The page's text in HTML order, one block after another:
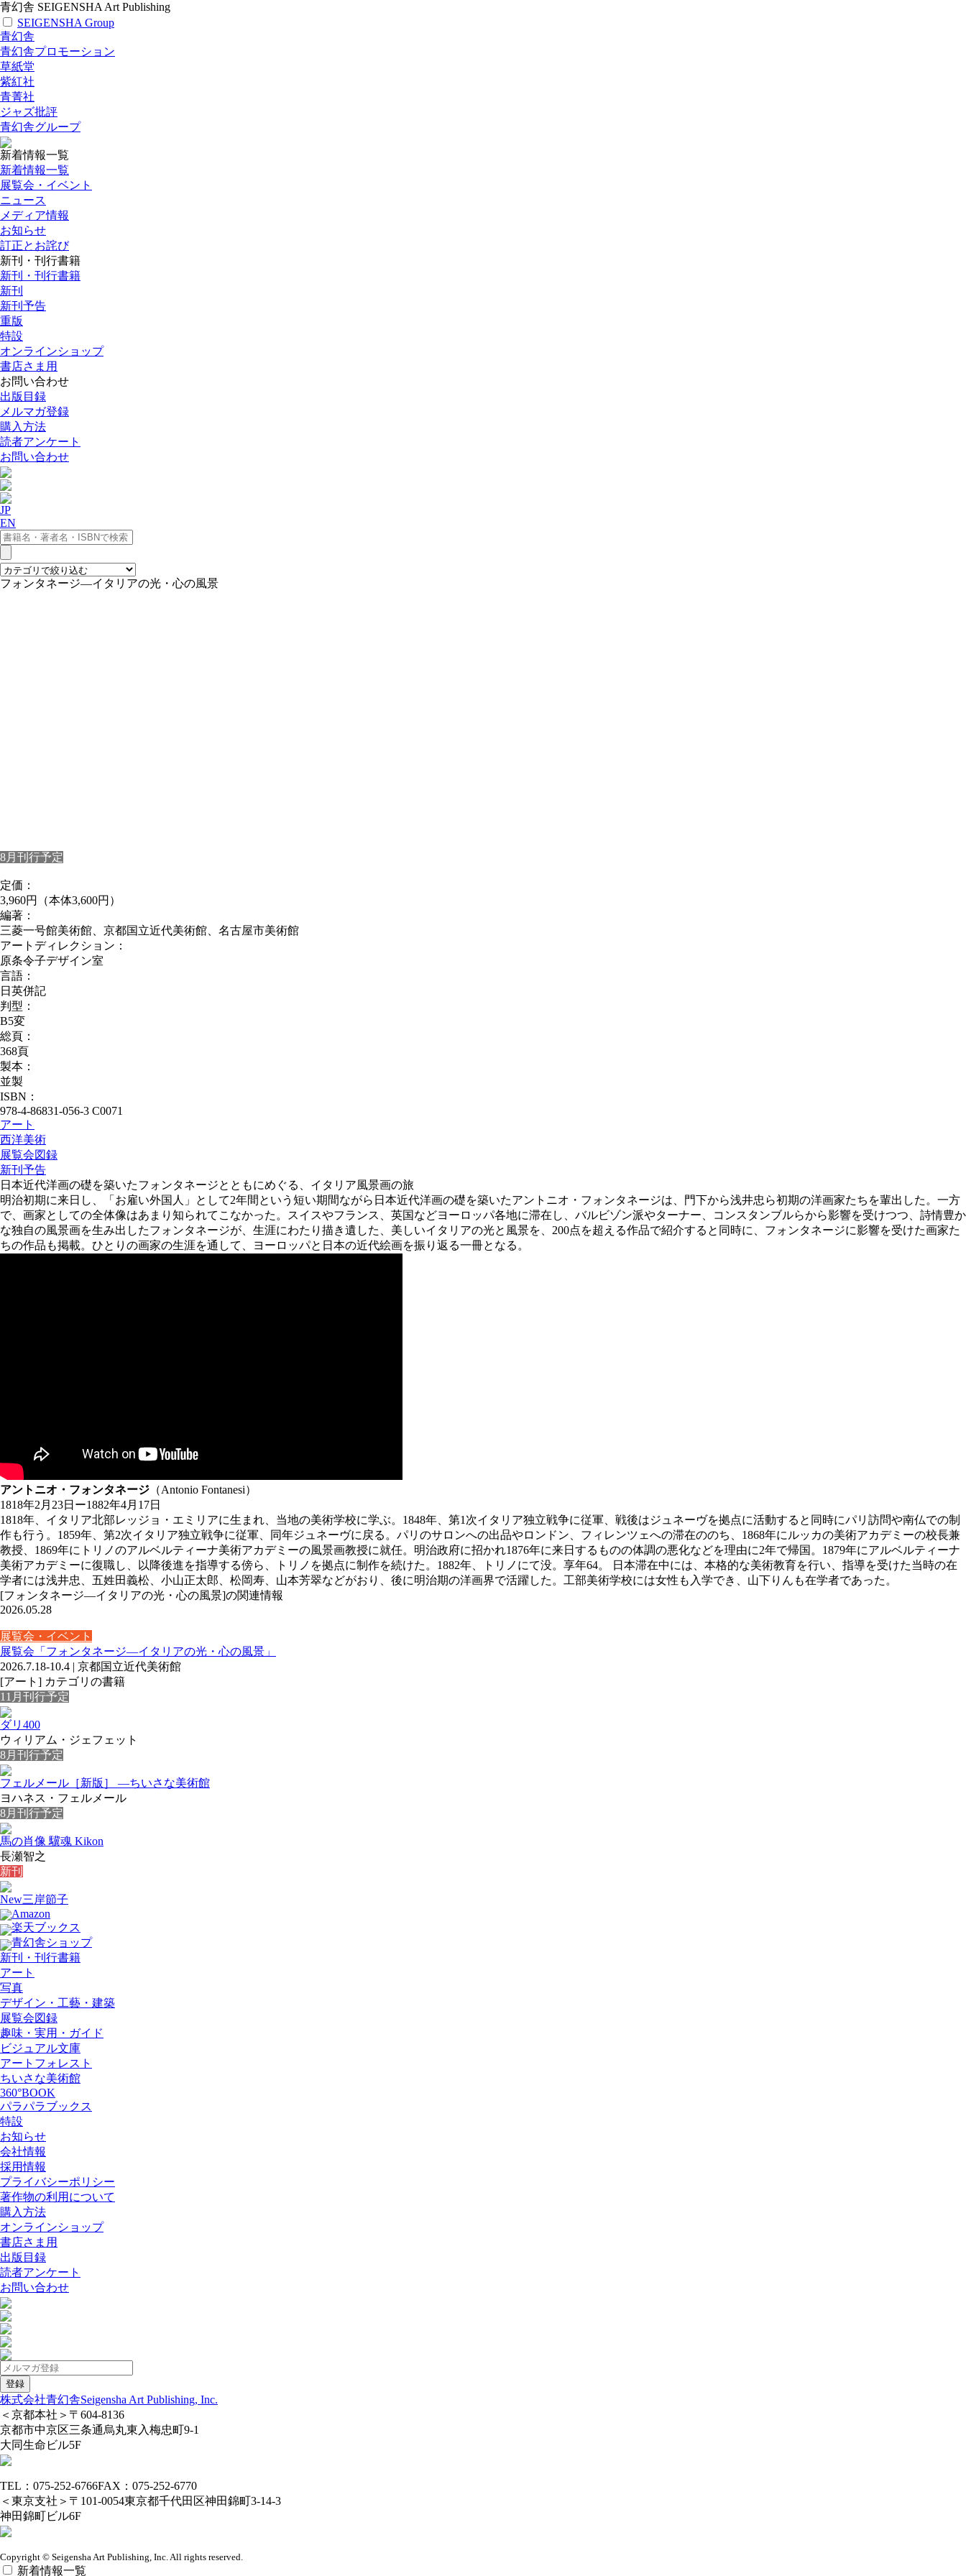
青幻舎 SEIGENSHA Art Publishing
SEIGENSHA Group
青幻舎
青幻舎プロモーション
草紙堂
紫紅社
青菁社
ジャズ批評
青幻舎グループ
新着情報一覧
新着情報一覧
展覧会・イベント
ニュース
メディア情報
お知らせ
訂正とお詫び
新刊・刊行書籍
新刊・刊行書籍
新刊
新刊予告
重版
特設
オンラインショップ
書店さま用
お問い合わせ
出版目録
メルマガ登録
購入方法
読者アンケート
お問い合わせ
JP
EN
フォンタネージ—イタリアの光・心の風景
8月刊行予定
定価：
3,960円（本体3,600円）
編著：
三菱一号館美術館、京都国立近代美術館、名古屋市美術館
アートディレクション：
原条令子デザイン室
言語：
日英併記
判型：
B5変
総頁：
368頁
製本：
並製
ISBN：
978-4-86831-056-3 C0071
アート
西洋美術
展覧会図録
新刊予告
日本近代洋画の礎を築いたフォンタネージとともにめぐる、イタリア風景画の旅
明治初期に来日し、「お雇い外国人」として2年間という短い期間ながら日本近代洋画の礎を築いたアントニオ・フォンタネージは、門下から浅井忠ら初期の洋画家たちを輩出した。一方
で、画家としての全体像はあまり知られてこなかった。スイスやフランス、英国などヨーロッパ各地に滞在し、バルビゾン派やターナー、コンスタンブルらから影響を受けつつ、詩情豊か
な独自の風景画を生み出したフォンタネージが、生涯にわたり描き遺した、美しいイタリアの光と風景を、200点を超える作品で紹介すると同時に、フォンタネージに影響を受けた画家た
ちの作品も掲載。ひとりの画家の生涯を通して、ヨーロッパと日本の近代絵画を振り返る一冊となる。
アントニオ・フォンタネージ （Antonio Fontanesi）
1818年2月23日ー1882年4月17日
1818年、イタリア北部レッジョ・エミリアに生まれ、当地の美術学校に学ぶ。1848年、第1次イタリア独立戦争に従軍、戦後はジュネーヴを拠点に活動すると同時にパリ訪問や南仏での制
作も行う。1859年、第2次イタリア独立戦争に従軍、同年ジュネーヴに戻る。パリのサロンへの出品やロンドン、フィレンツェへの滞在ののち、1868年にルッカの美術アカデミーの校長兼
教授、1869年にトリノのアルベルティーナ美術アカデミーの風景画教授に就任。明治政府に招かれ1876年に来日するものの体調の悪化などを理由に2年で帰国。1879年にアルベルティーナ
美術アカデミーに復職し、以降後進を指導する傍ら、トリノを拠点に制作を続けた。1882年、トリノにて没。享年64。 日本滞在中には、本格的な美術教育を行い、指導を受けた当時の在
学者には浅井忠、五姓田義松、小山正太郎、松岡寿、山本芳翠などがおり、後に明治期の洋画界で活躍した。工部美術学校には女性も入学でき、山下りんも在学者であった。
[フォンタネージ—イタリアの光・心の風景]の関連情報
2026.05.28
展覧会・イベント
展覧会「フォンタネージ—イタリアの光・心の風景」
2026.7.18-10.4 | 京都国立近代美術館
[アート] カテゴリの書籍
11月刊行予定
ダリ400
ウィリアム・ジェフェット
8月刊行予定
フェルメール［新版］ ―ちいさな美術館
ヨハネス・フェルメール
8月刊行予定
馬の肖像 驥魂 Kikon
長瀬智之
新刊
New三岸節子
Amazon
楽天ブックス
青幻舎ショップ
新刊・刊行書籍
アート
写真
デザイン・工藝・建築
展覧会図録
趣味・実用・ガイド
ビジュアル文庫
アートフォレスト
ちいさな美術館
360°BOOK
パラパラブックス
特設
お知らせ
会社情報
採用情報
プライバシーポリシー
著作物の利用について
購入方法
オンラインショップ
書店さま用
出版目録
読者アンケート
お問い合わせ
株式会社青幻舎Seigensha Art Publishing, Inc.
＜京都本社＞ 〒604-8136
京都市中京区三条通烏丸東入梅忠町9-1
大同生命ビル5F
TEL：075-252-6766FAX：075-252-6770
＜東京支社＞ 〒101-0054東京都千代田区神田錦町3-14-3
神田錦町ビル6F
Copyright © Seigensha Art Publishing, Inc. All rights reserved.
新着情報一覧